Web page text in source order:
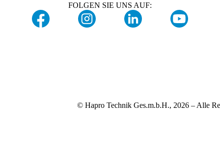
FOLGEN SIE UNS AUF:
© Hapro Technik Ges.m.b.H., 2026 – Alle